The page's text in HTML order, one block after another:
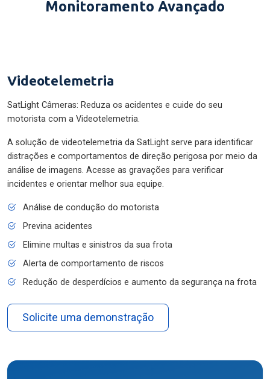
Monitoramento Avançado
Videotelemetria
SatLight Câmeras: Reduza os acidentes e cuide do seu
motorista com a Videotelemetria.
A solução de videotelemetria da SatLight serve para identificar
distrações e comportamentos de direção perigosa por meio da
análise de imagens. Acesse as gravações para verificar
incidentes e orientar melhor sua equipe.
Análise de condução do motorista
Previna acidentes
Elimine multas e sinistros da sua frota
Alerta de comportamento de riscos
Redução de desperdícios e aumento da segurança na frota
Solicite uma demonstração